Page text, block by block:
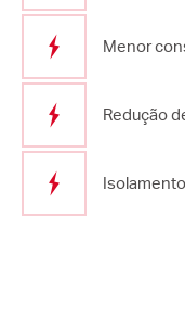
Menor
Redução